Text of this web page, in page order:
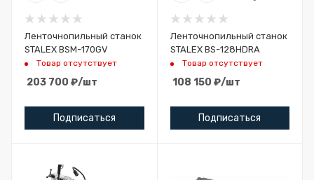
Ленточнопильный станок
STALEX BSМ-170GV
Товар отсутствует
203 700 ₽/шт
Подписаться
Ленточнопильный станок
STALEX BS-128HDRA
Товар отсутствует
108 150 ₽/шт
Подписаться